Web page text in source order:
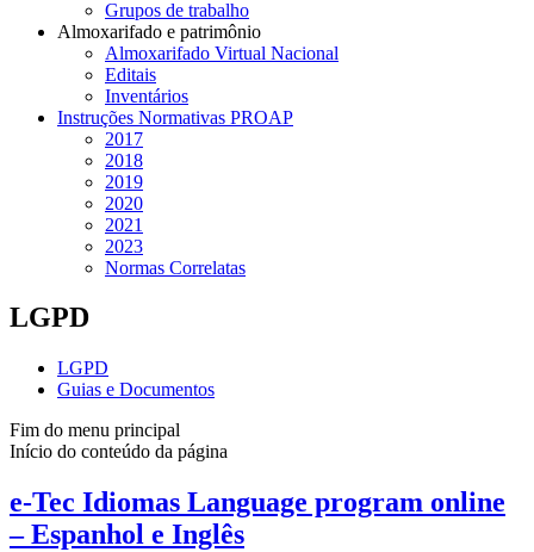
Grupos de trabalho
Almoxarifado e patrimônio
Almoxarifado Virtual Nacional
Editais
Inventários
Instruções Normativas PROAP
2017
2018
2019
2020
2021
2023
Normas Correlatas
LGPD
LGPD
Guias e Documentos
Fim do menu principal
Início do conteúdo da página
e-Tec Idiomas Language program online
– Espanhol e Inglês